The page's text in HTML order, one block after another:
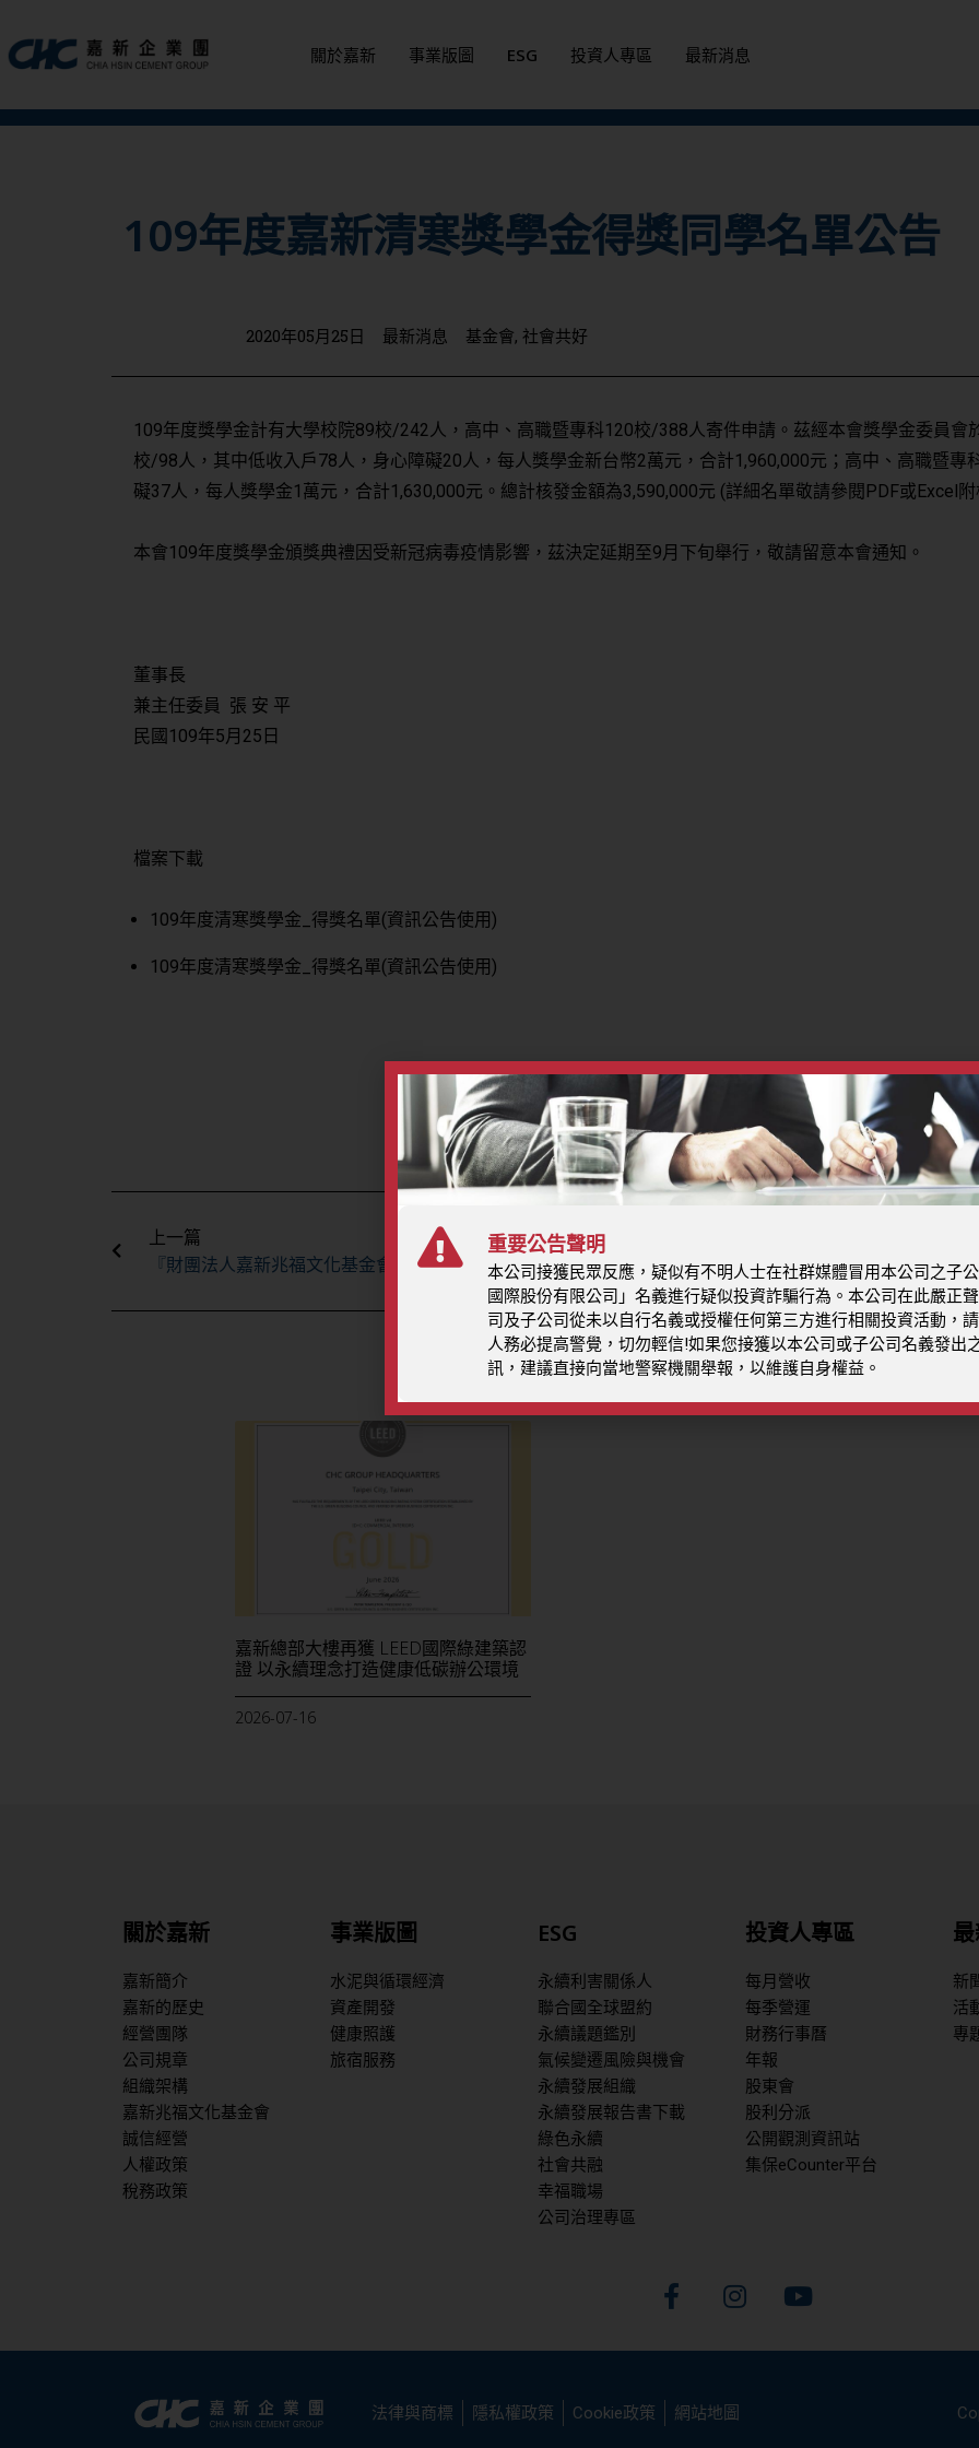
至
主
關於嘉新 事業版圖 ESG 投資人專區 最新消息
109年度嘉新清寒獎學金得獎同學名單公告
2020年05月25日 最新消息 基金會, 社會共好
109年度獎學金計有大學校院89校/242人，高中、高職暨專科120校/388人寄件申請。茲經本會獎學金委員會
校/98人，其中低收入戶78人，身心障礙20人，每人獎學金新台幣2萬元，合計1,960,000元；高中、高職暨
礙37人，每人獎學金1萬元，合計1,630,000元。總計核發金額為3,590,000元 (詳細名單敬請參閱PDF或Excel
本會109年度獎學金頒獎典禮因受新冠病毒疫情影響，茲決定延期至9月下旬舉行，敬請留意本會通知。
董事長
兼主任委員 張 安 平
民國109年5月25日
檔案下載
109年度清寒獎學金_得獎名單(資訊公告使用)
109年度清寒獎學金_得獎名單(資訊公告使用)
上一篇
『財團法人嘉新兆福文化基金會109年度第56屆中華嘉新體育獎學金』自即日起公告，並接受申請。 109年度第56
嘉新總部大樓再獲 LEED國際綠建築認
證 以永續理念打造健康低碳辦公環境
2026-07-16
關於嘉新
嘉新簡介
嘉新的歷史
經營團隊
公司規章
組織架構
嘉新兆福文化基金會
誠信經營
人權政策
稅務政策
事業版圖
水泥與循環經濟
資產開發
健康照護
旅宿服務
ESG
永續利害關係人
聯合國全球盟約
永續議題鑑別
氣候變遷風險與機會
永續發展組織
永續發展報告書下載
綠色永續
社會共融
幸福職場
公司治理專區
投資人專區
每月營收
每季營運
財務行事曆
年報
股東會
股利分派
公開觀測資訊站
集保eCounter平台
新
活
專
F
a
e
o
I
n
t
g
Y
o
t
法律與商標 隱私權政策 Cookie政策 網站地圖
重要公告聲明
本公司接獲民眾反應，疑似有不明人士在社群媒體冒用本公司之子
國際股份有限公司」名義進行疑似投資詐騙行為。本公司在此嚴正
司及子公司從未以自行名義或授權任何第三方進行相關投資活動，
人務必提高警覺，切勿輕信!如果您接獲以本公司或子公司名義發出
訊，建議直接向當地警察機關舉報，以維護自身權益。